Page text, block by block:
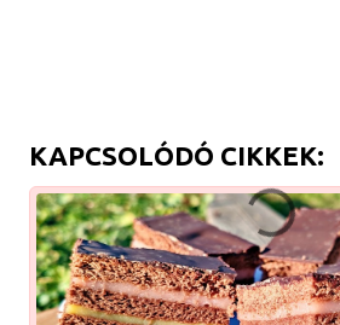
KAPCSOLÓDÓ CIKKEK: